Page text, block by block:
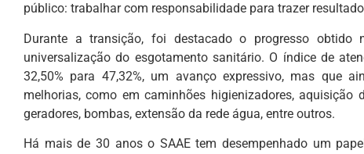
público: trabalhar com responsabilidade para trazer
Durante a transição, foi destacado o progresso
universalização do esgotamento sanitário. O índice de
32,50% para 47,32%, um avanço expressivo, mas que
melhorias, como em caminhões higienizadores,
geradores, bombas, extensão da rede água, entre outros.
Há mais de 30 anos o SAAE tem desempenhado um